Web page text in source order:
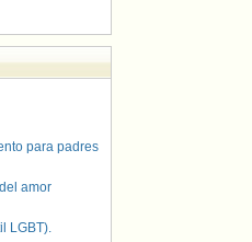
para padres
amor
LGBT).